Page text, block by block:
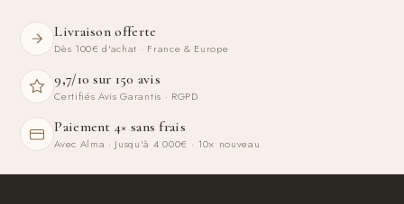
Livraison offerte
Dès 100€ d'achat · France & Europe
9,7/10 sur 150 avis
Certifiés Avis Garantis · RGPD
Paiement 4× sans frais
Avec Alma · Jusqu'à 4 000€ · 10× nouveau